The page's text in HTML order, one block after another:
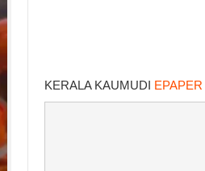
KERALA KAUMUDI EPAPER